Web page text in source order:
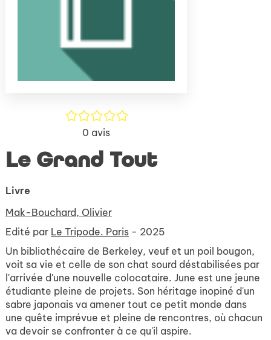
/5
0 avis
Le Grand Tout
Livre
Mak-Bouchard, Olivier
Edité par Le Tripode. Paris - 2025
Un bibliothécaire de Berkeley, veuf et un poil bougon,
voit sa vie et celle de son chat sourd déstabilisées par
l'arrivée d'une nouvelle colocataire. June est une jeune
étudiante pleine de projets. Son héritage inopiné d'un
sabre japonais va amener tout ce petit monde dans
une quête imprévue et pleine de rencontres, où chacun
va devoir se confronter à ce qu'il aspire.